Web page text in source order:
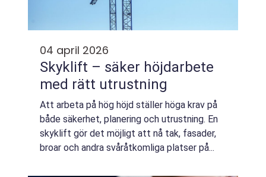
04 april 2026
Skyklift – säker höjdarbete
med rätt utrustning
Att arbeta på hög höjd ställer höga krav på
både säkerhet, planering och utrustning. En
skyklift gör det möjligt att nå tak, fasader,
broar och andra svåråtkomliga platser på...